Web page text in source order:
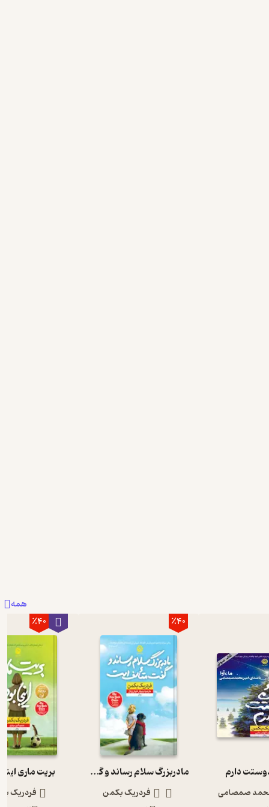
همه
دارم
صمصامی
٪40
مادربزرگ سلام رساند و گفت متاسف است
فردریک بکمن
٪40
بریت ماری
فردریک